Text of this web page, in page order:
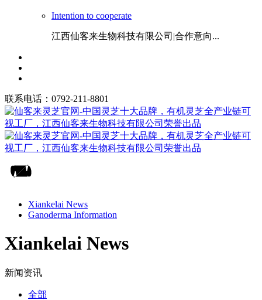
Intention to cooperate
江西仙客来生物科技有限公司|合作意向...
联系电话：0792-211-8801
Xiankelai News
Ganoderma Information
Xiankelai News
新闻资讯
全部